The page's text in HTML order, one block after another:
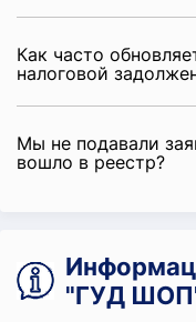
Как часто
налоговой
Мы не подавали
вошло в реестр?
"ГУД